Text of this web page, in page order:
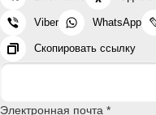
Viber WhatsApp
Скопировать ссылку
Электронная почта *